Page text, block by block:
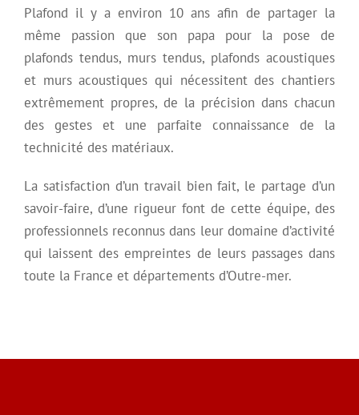
Plafond il y a environ 10 ans afin de partager la
même passion que son papa pour la pose de
plafonds tendus, murs tendus, plafonds acoustiques
et murs acoustiques qui nécessitent des chantiers
extrêmement propres, de la précision dans chacun
des gestes et une parfaite connaissance de la
technicité des matériaux.
La satisfaction d’un travail bien fait, le partage d’un
savoir-faire, d’une rigueur font de cette équipe, des
professionnels reconnus dans leur domaine d’activité
qui laissent des empreintes de leurs passages dans
toute la France et départements d’Outre-mer.